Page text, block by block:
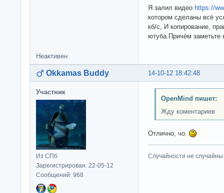
Я залил видео https://
котором сделаны всё
кб/с, И копирование,
ютуба.Причём заметьте
Неактивен
14-10-12 18:42:48
Okkamas Buddy
Участник
Из СПб
Зарегистрирован: 22-05-12
Сообщений: 968
OpenMind пишет:
Жду коментариев
Отлично, чо.
Случайности не случайны.